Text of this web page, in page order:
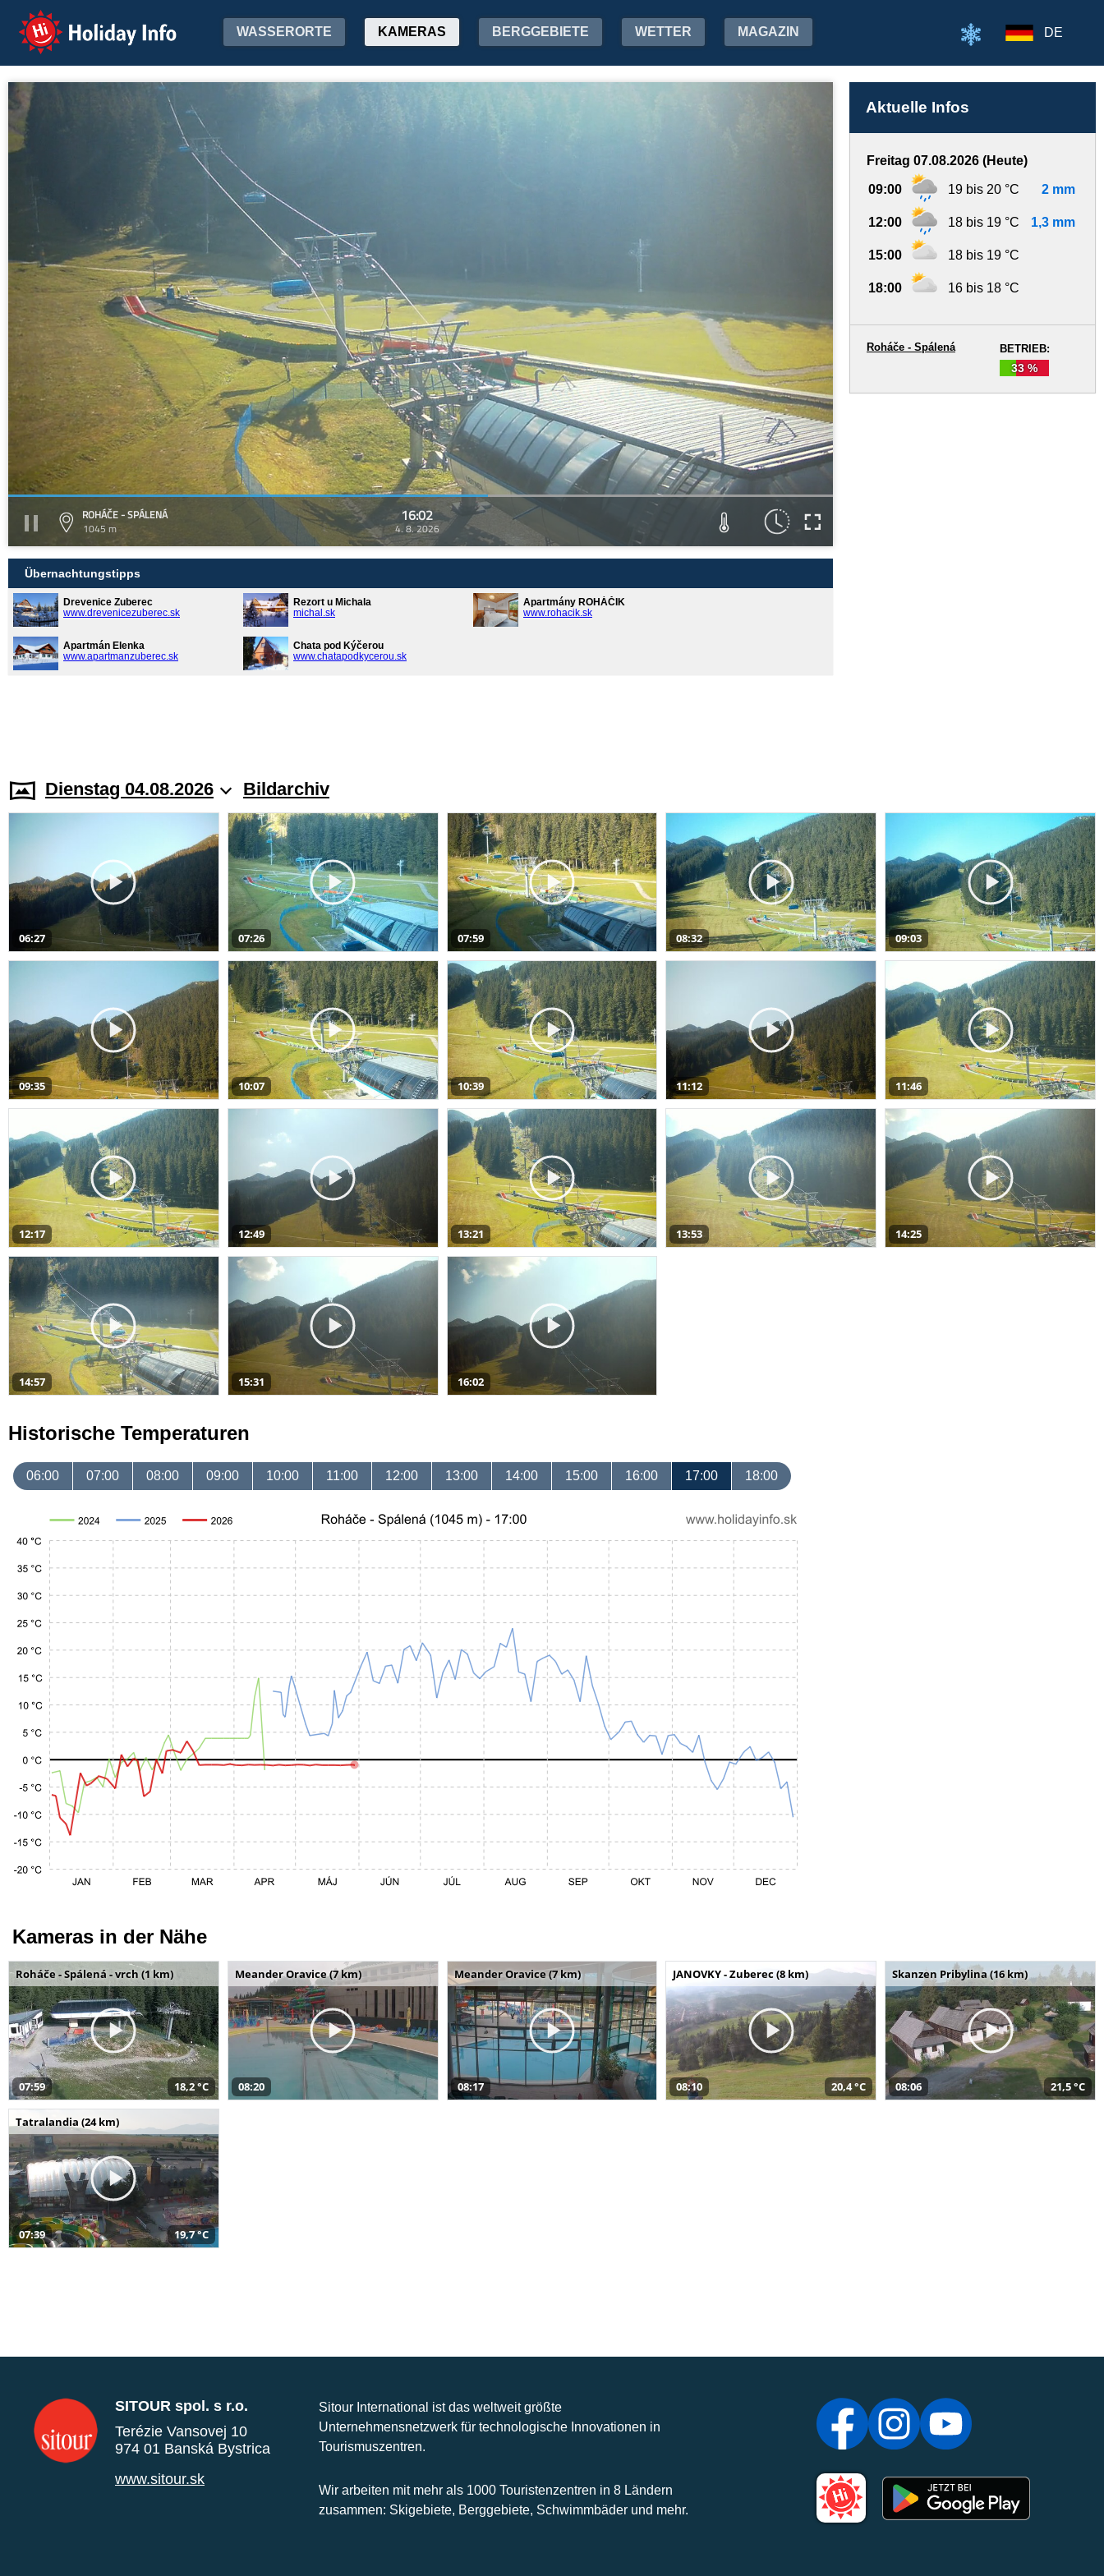
Holiday Info WASSERORTE KAMERAS BERGGEBIETE WETTER MAGAZIN DE
ROHÁČE - SPÁLENÁ
1045 m
16:02
4. 8. 2026
Übernachtungstipps
Drevenice Zuberec
www.drevenicezuberec.sk
Rezort u Michala
michal.sk
Apartmány ROHÁČIK
www.rohacik.sk
Apartmán Elenka
www.apartmanzuberec.sk
Chata pod Kýčerou
www.chatapodkycerou.sk
Aktuelle Infos
Freitag 07.08.2026 (Heute)
09:00 19 bis 20 °C 2 mm
12:00 18 bis 19 °C 1,3 mm
15:00 18 bis 19 °C
18:00 16 bis 18 °C
BETRIEB:
33 %
Roháče - Spálená
Dienstag 04.08.2026 Bildarchiv
06:27 07:26 07:59 08:32 09:03
09:35 10:07 10:39 11:12 11:46
12:17 12:49 13:21 13:53 14:25
14:57 15:31 16:02
Historische Temperaturen
06:00 07:00 08:00 09:00 10:00 11:00 12:00 13:00 14:00 15:00 16:00 17:00 18:00
Kameras in der Nähe
Roháče - Spálená - vrch (1 km)
07:59 18,2 °C
Meander Oravice (7 km)
08:20
Meander Oravice (7 km)
08:17
JANOVKY - Zuberec (8 km)
08:10 20,4 °C
Skanzen Pribylina (16 km)
08:06 21,5 °C
Tatralandia (24 km)
07:39 19,7 °C
SITOUR spol. s r.o.
Terézie Vansovej 10
974 01 Banská Bystrica
www.sitour.sk
Sitour International ist das weltweit größte
Unternehmensnetzwerk für technologische Innovationen in
Tourismuszentren.
Wir arbeiten mit mehr als 1000 Touristenzentren in 8 Ländern
zusammen: Skigebiete, Berggebiete, Schwimmbäder und mehr.